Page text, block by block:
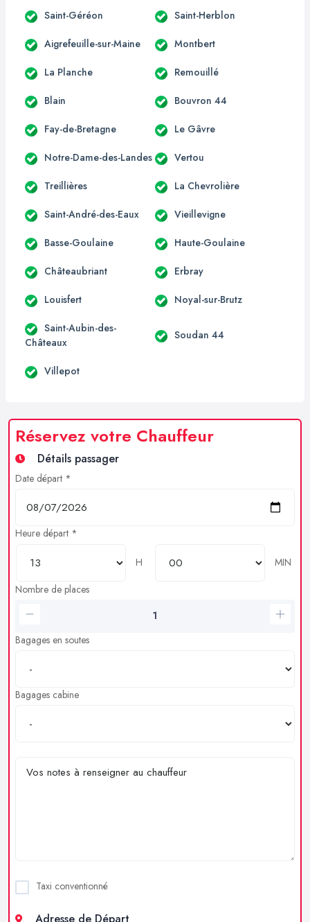
Saint-Géréon Saint-Herblon
Aigrefeuille-sur-Maine Montbert
La Planche Remouillé
Blain Bouvron 44
Fay-de-Bretagne Le Gâvre
Notre-Dame-des-Landes Vertou
Treillières La Chevrolière
Saint-André-des-Eaux Vieillevigne
Basse-Goulaine Haute-Goulaine
Châteaubriant Erbray
Louisfert Noyal-sur-Brutz
Saint-Aubin-des-
Châteaux
Soudan 44
Villepot
Réservez votre Chauffeur
Détails passager
Date départ *
Heure départ *
H
MIN
Nombre de places
Bagages en soutes
Bagages cabine
Taxi conventionné
Adresse de Départ